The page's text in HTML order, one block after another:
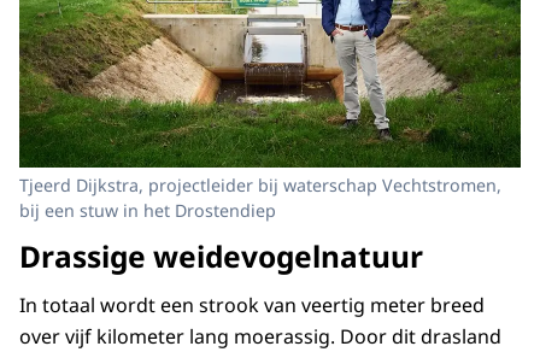
Tjeerd Dijkstra, projectleider bij waterschap Vechtstromen,
bij een stuw in het Drostendiep
Drassige weidevogelnatuur
In totaal wordt een strook van veertig meter breed
over vijf kilometer lang moerassig. Door dit drasland